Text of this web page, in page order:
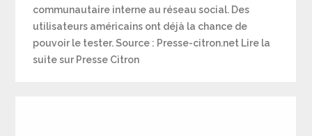
communautaire interne au réseau social. Des
utilisateurs américains ont déjà la chance de
pouvoir le tester. Source : Presse-citron.net Lire la
suite sur Presse Citron